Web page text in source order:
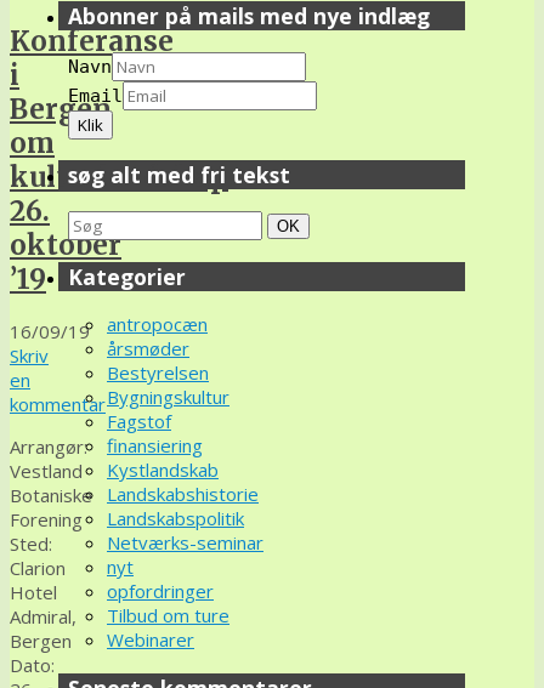
Konferanse
i
Bergen
om
kulturlandskap
26.
oktober
’19
16/09/19
Skriv
en
kommentar
Arrangør:
Vestland
Botaniske
Forening
Sted:
Clarion
Hotel
Admiral,
Bergen
Dato:
Abonner på mails med nye indlæg
Navn
Email
søg alt med fri tekst
Search
for:
Søg
OK
Kategorier
antropocæn
årsmøder
Bestyrelsen
Bygningskultur
Fagstof
finansiering
Kystlandskab
Landskabshistorie
Landskabspolitik
Netværks-seminar
nyt
opfordringer
Tilbud om ture
Webinarer